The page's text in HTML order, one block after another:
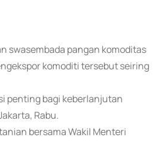
swasembada pangan komoditas
komoditi tersebut seiring
penting bagi keberlanjutan
Rabu.
bersama Wakil Menteri